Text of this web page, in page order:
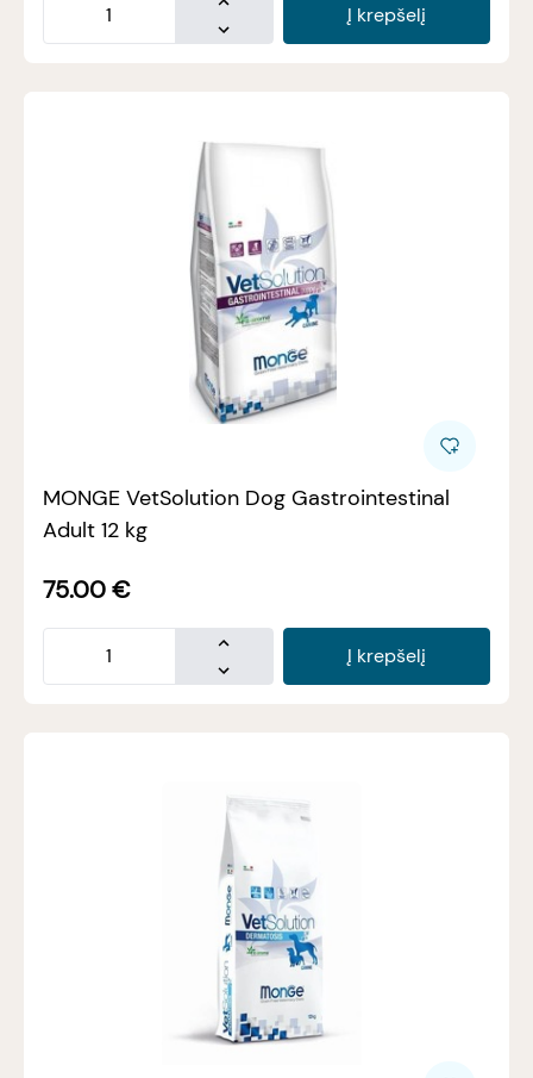
Į krepšelį
MONGE VetSolution Dog Gastrointestinal
Adult 12 kg
75.00€
Į krepšelį